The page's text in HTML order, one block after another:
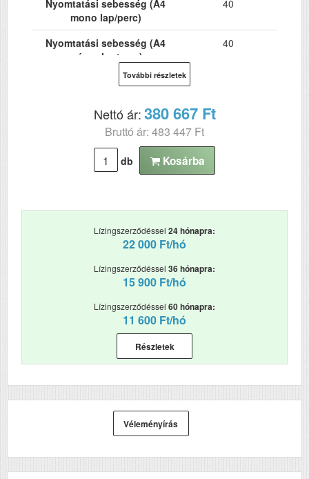
Nyomtatási sebesség (A4
mono lap/perc)
40
Nyomtatási sebesség (A4
színes lap/perc)
40
Hálózat
Wi-Fi
USB
Kétoldalas, duplex
nyomtatás
lapolvasó)
DADF (automatikus
kétoldalas lapolvasás)
RAM (MB)
Első fekete nyomat
elkészítési ideje (mp)
Első színes nyomat
elkészítési ideje (mp)
Papírsúly g/m2
Havi terhelhetőség
(oldal/hó)
12000
További részletek
Nettó ár:380 667 Ft
Bruttó ár: 483 447 Ft
db Kosárba
Lízingszerződéssel 24 hónapra:
22 000 Ft/hó
Lízingszerződéssel 36 hónapra:
15 900 Ft/hó
Lízingszerződéssel 60 hónapra:
11 600 Ft/hó
Részletek
Véleményírás